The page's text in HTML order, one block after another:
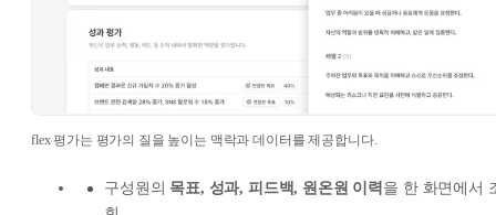
flex 평가는 평가의 질을 높이는 맥락과 데이터를 제공합니다.
구성원의 목표, 성과, 피드백, 원온원 이력 을 한 화면에서